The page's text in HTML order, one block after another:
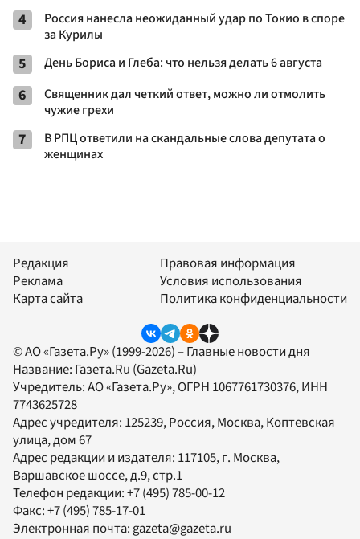
4
Россия нанесла неожиданный удар по Токио в споре
за Курилы
5 День Бориса и Глеба: что нельзя делать 6 августа
6
Священник дал четкий ответ, можно ли отмолить
чужие грехи
7
В РПЦ ответили на скандальные слова депутата о
женщинах
Редакция
Реклама
Карта сайта
Правовая информация
Условия использования
Политика конфиденциальности
© АО «Газета.Ру» (1999-2026) – Главные новости дня
Название: Газета.Ru (Gazeta.Ru)
Учредитель:АО «Газета.Ру», ОГРН 1067761730376, ИНН
7743625728
Адрес учредителя: 125239, Россия, Москва, Коптевская
улица, дом 67
Адрес редакции и издателя: 117105, г. Москва,
Варшавское шоссе, д.9, стр.1
Телефон редакции:+7 (495) 785-00-12
Факс:+7 (495) 785-17-01
Электронная почта: gazeta@gazeta.ru